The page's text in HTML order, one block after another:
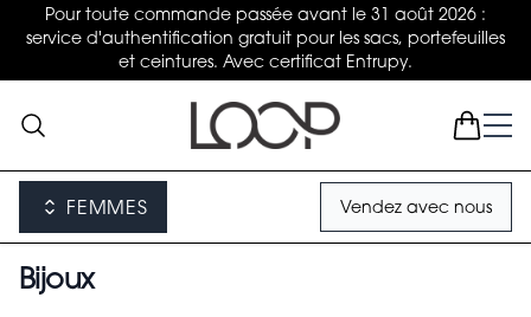
Pour toute commande passée avant le 31 août 2026 :
service d'authentification gratuit pour les sacs, portefeuilles
et ceintures. Avec certificat Entrupy.
FEMMES Vendez avec nous
Bijoux